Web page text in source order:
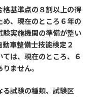
格基準点の８割以上の得
、現在のところ６年の
験実施機関の準備が整い
動車整備士技能検定２
は、 現在のところ、
６
ません。
試験の種類、試験区